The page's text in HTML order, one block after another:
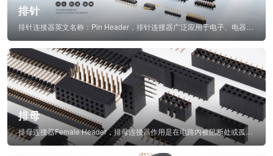
排针
排母
排母连接器Female Header，排母连接器作用是在电路内被阻断处或孤立不通...